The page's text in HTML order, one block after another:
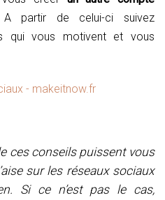
partir de celui-ci suivez
qui vous motivent et vous
ces conseils puissent vous
sur les réseaux sociaux
Si ce n’est pas le cas,